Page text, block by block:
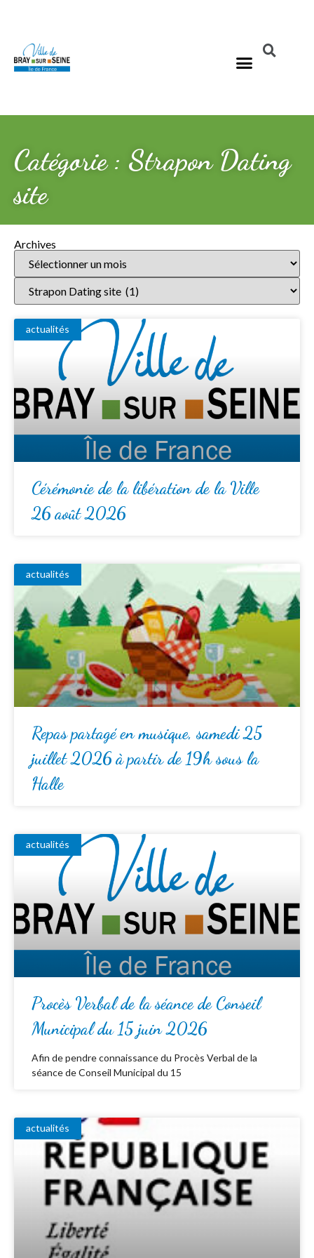
Catégorie : Strapon Dating
site
Archives
actualités
Cérémonie de la libération de la Ville
26 août 2026
actualités
Repas partagé en musique, samedi 25
juillet 2026 à partir de 19h sous la
Halle
actualités
Procès Verbal de la séance de Conseil
Municipal du 15 juin 2026
Afin de pendre connaissance du Procès Verbal de la
séance de Conseil Municipal du 15
actualités